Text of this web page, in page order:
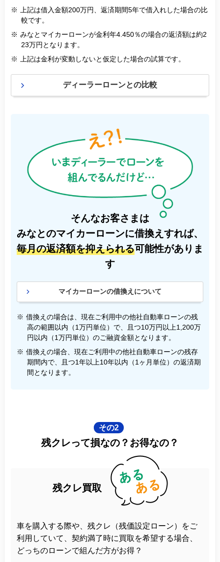
※ 上記は借入金額200万円、返済期間5年で借入れした場合の比
較です。
※ みなとマイカーローンが金利年4.450％の場合の返済額は約2
23万円となります。
※ 上記は金利が変動しないと仮定した場合の試算です。
ディーラーローンとの比較
そんなお客さまは
みなとのマイカーローンに借換えすれば、
毎月の返済額を抑えられる可能性がありま
す
マイカーローンの借換えについて
※ 借換えの場合は、現在ご利用中の他社自動車ローンの残
高の範囲以内（1万円単位）で、且つ10万円以上1,200万
円以内（1万円単位）のご融資金額となります。
※ 借換えの場合、現在ご利用中の他社自動車ローンの残存
期間内で、且つ1年以上10年以内（1ヶ月単位）の返済期
間となります。
その2
残クレって損なの？お得なの？
残クレ買取
車を購入する際や、残クレ（残価設定ローン）をご
利用していて、契約満了時に買取を希望する場合、
どっちのローンで組んだ方がお得？